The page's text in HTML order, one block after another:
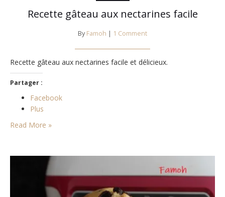
Recette gâteau aux nectarines facile
By Famoh | 1 Comment
Recette gâteau aux nectarines facile et délicieux.
Partager :
Facebook
Plus
Read More »